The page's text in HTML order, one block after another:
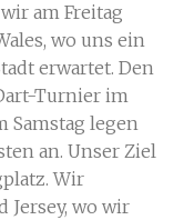
am Freitag
wo uns ein
erwartet. Den
Turnier im
Samstag legen
an. Unser Ziel
Wir
Jersey, wo wir